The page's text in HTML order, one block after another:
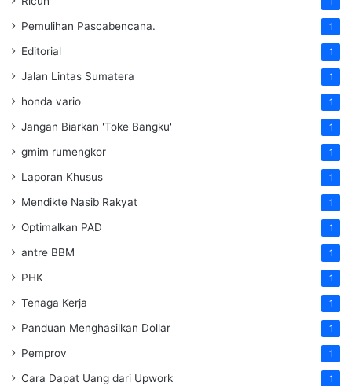
Pemulihan Pascabencana. 1
Editorial 1
Jalan Lintas Sumatera 1
honda vario 1
Jangan Biarkan 'Toke Bangku' 1
gmim rumengkor 1
Laporan Khusus 1
Mendikte Nasib Rakyat 1
Optimalkan PAD 1
antre BBM 1
PHK 1
Tenaga Kerja 1
Panduan Menghasilkan Dollar 1
Pemprov 1
Cara Dapat Uang dari Upwork 1